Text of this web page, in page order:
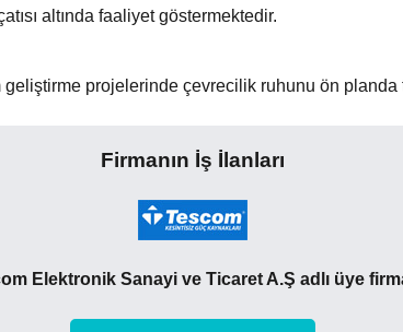
altında faaliyet göstermektedir.
projelerinde çevrecilik ruhunu ön planda
Firmanın İş İlanları
Elektronik Sanayi ve Ticaret A.Ş adlı üye